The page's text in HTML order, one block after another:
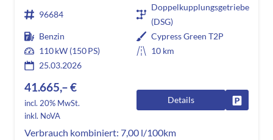
96684
Doppelkupplungsgetriebe
(DSG)
Benzin
Cypress Green T2P
110 kW (150 PS)
10 km
25.03.2026
41.665,– €
incl. 20% MwSt.
inkl. NoVA
Details
Verbrauch kombiniert: 7,00 l/100km